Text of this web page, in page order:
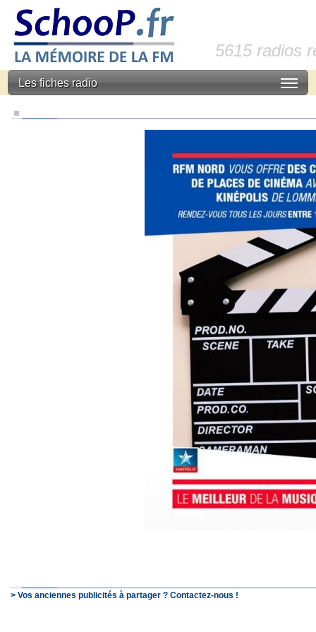
5615 radios
Les fiches radio
> Vos anciennes publicités à partager ? Contactez-nous !